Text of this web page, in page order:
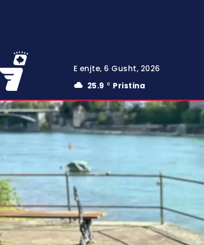
E enjte, 6 Gusht, 2026
25.9
C Pristina